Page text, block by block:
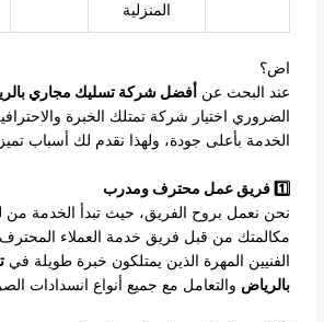
المنزلية
اض؟
عند البحث عن أفضل شركة تسليك مجاري
الضروري اختيار شركة تمتلك الخبرة
الخدمة بأعلى جودة، ولهذا نقدم لك أسباب
1️⃣ فريق عمل محترف ومدرب
نحن نعمل بروح الفريق، حيث تبدأ الخدمة من
مكالمتك من قبل فريق خدمة العملاء
الفنيين المهرة الذين يمتلكون خبرة طويلة في
بالرياض والتعامل مع جميع أنواع انسدادات